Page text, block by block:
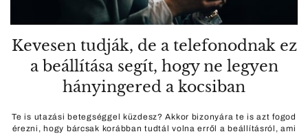
Kevesen tudják, de a telefonodnak ez
a beállítása segít, hogy ne legyen
hányingered a kocsiban
Te is utazási betegséggel küzdesz? Akkor bizonyára te is azt fogod
érezni, hogy bárcsak korábban tudtál volna erről a beállításról, ami